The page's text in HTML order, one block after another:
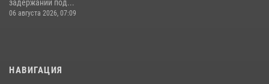
задержании под...
06 августа 2026, 07:09
НАВИГАЦИЯ